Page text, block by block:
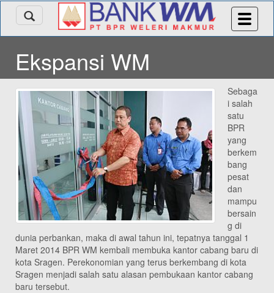
Ekspansi WM
Sebaga
i salah
satu
BPR
yang
berkem
bang
pesat
dan
mampu
bersain
g di
dunia perbankan, maka di awal tahun ini, tepatnya tanggal 1
Maret 2014 BPR WM kembali membuka kantor cabang baru di
kota Sragen. Perekonomian yang terus berkembang di kota
Sragen menjadi salah satu alasan pembukaan kantor cabang
baru tersebut.